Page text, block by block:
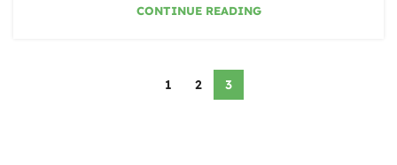
CONTINUE READING
1 2 3